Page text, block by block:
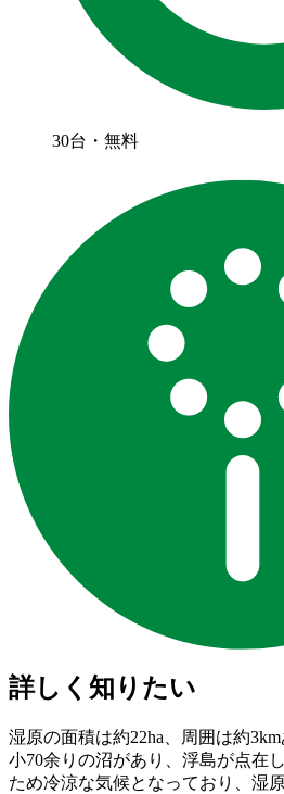
30台・無料
詳しく知りたい
湿原の面積は約22ha、周囲は約
小70余りの沼があり、浮島が点在
ため冷涼な気候となっており、湿